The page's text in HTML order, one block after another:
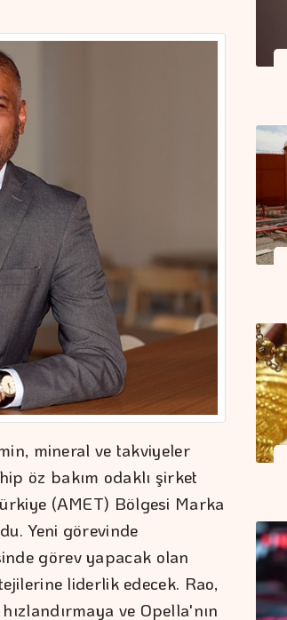
mineral ve takviyeler
öz bakım odaklı şirket
(AMET) Bölgesi Marka
Yeni görevinde
görev yapacak olan
liderlik edecek. Rao,
ve Opella'nın